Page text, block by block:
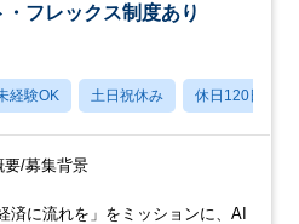
フレックス制度あり
経験OK 土日祝休み 休日120日以上
要/募集背景
済に流れを」をミッションに、AI